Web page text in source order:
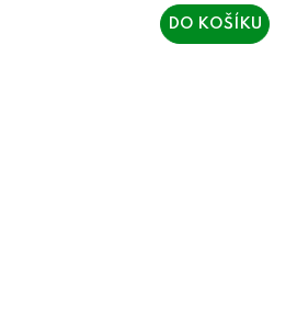
DO KOŠÍKU